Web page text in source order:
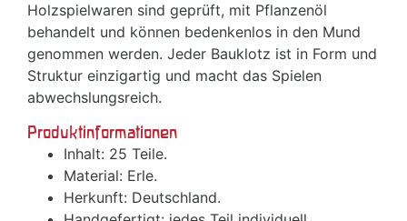
Holzspielwaren sind geprüft, mit Pflanzenöl
behandelt und können bedenkenlos in den Mund
genommen werden. Jeder Bauklotz ist in Form und
Struktur einzigartig und macht das Spielen
abwechslungsreich.
Produktinformationen
Inhalt: 25 Teile.
Material: Erle.
Herkunft: Deutschland.